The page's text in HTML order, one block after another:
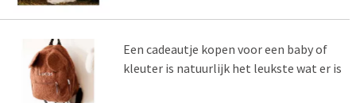
Een cadeautje kopen voor een baby of
kleuter is natuurlijk het leukste wat er is